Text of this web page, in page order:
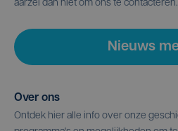
aarzel dan niet om ons te contacteren.
Nieuws
Over ons
Ontdek hier alle info over onze